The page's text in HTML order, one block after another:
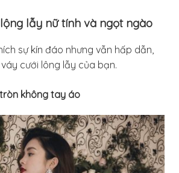
lẫy nữ tính và ngọt ngào
sự kín đáo nhưng vẫn hấp dẫn,
cưới lông lẫy của bạn.
không tay áo